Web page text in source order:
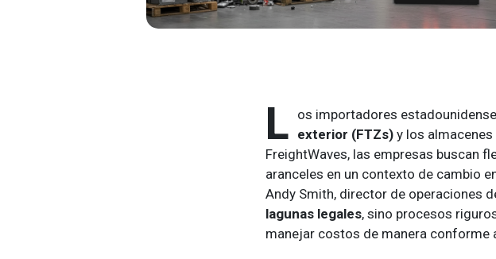
L os importadores
exterior (FTZs) y los
FreightWaves, las empresas buscan
aranceles en un contexto de cambio
Andy Smith, director de operaciones
lagunas legales, sino procesos
manejar costos de manera conforme